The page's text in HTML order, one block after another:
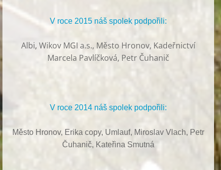
V roce 2015 náš spolek podpořili:
Albi,Wikov MGI a.s., Město Hronov, Kadeřnictví
Marcela Pavlíčková, Petr Čuhanič
V roce 2014 náš spolek podpořili:
Město Hronov, Erika copy, Umlauf, Miroslav Vlach, Petr
Čuhanič, Kateřina Smutná